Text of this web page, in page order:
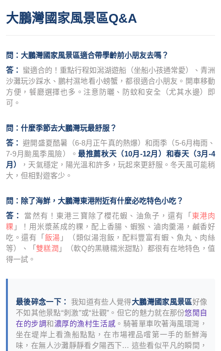
大鵬灣國家風景區Q&A
問：大鵬灣國家風景區適合帶學齡前小朋友去嗎？
答： 蠻適合的！重點行程如潟湖遊船（坐船小孩通常愛）、青洲
沙灘玩沙踩水、鵬村濕地看小螃蟹，都很適合小朋友。開車移動
方便，餐廳選擇也多。注意防曬、防蚊和安全（尤其水邊）即
可。
問：什麼季節去大鵬灣玩最舒服？
答： 避開盛夏酷暑（6-8月正午真的熱爆）和雨季（5-6月梅雨、
7-9月颱風季風險）。最推薦秋天（10月-12月）和春天（3月-4
月）
，天氣穩定，陽光溫和許多，玩起來更舒服。冬天風可能稍
大，但相對遊客少。
問：除了海鮮，大鵬灣東港附近有什麼必吃特色小吃？
答：
當然有！東港三寶除了櫻花蝦、油魚子，還有「 東港肉
粿 」！用米漿蒸成的粿，配上香腸、蝦猴、滷肉羹湯，鹹香好
吃。還有「 飯湯 」（類似湯泡飯，配料豐富有蝦、魚丸、肉絲
等）、「雙糕潤 」（軟Q的黑糖糯米甜點）都很有在地特色，值
得一試。
最後碎念一下： 我知道有些人覺得大鵬灣國家風景區好像
不如其他景點“刺激”或“壯觀”。但它的魅力就在那份悠閒自
在的步調和濃厚的漁村生活感 。騎著單車吹著海風環灣，
坐在堤岸上看漁船點點，在市場裡品嚐第一手的新鮮海
味，在無人沙灘靜靜看夕陽西下… 這些看似平凡的瞬間，